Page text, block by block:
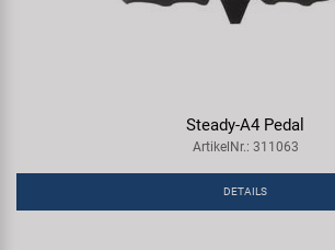
Steady-A4 Pedal
ArtikelNr.: 311063
DETAILS